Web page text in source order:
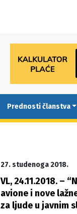
Prednosti članstva
27. studenoga 2018.
VL, 24.11.2018. –
avione i nove
za ljude u javnim